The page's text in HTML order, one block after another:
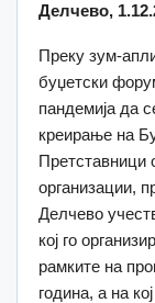
Делчево,
Преку зум-
буџетски
пандемија да
креирање на
Претставници
организации,
Делчево
кој го
рамките на
година, а на